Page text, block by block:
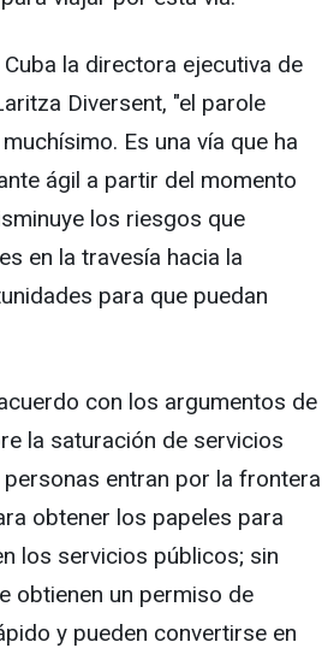
la directora ejecutiva de
Diversent, "el parole
Es una vía que ha
ágil a partir del momento
los riesgos que
en la travesía hacia la
para que puedan
con los argumentos de
la saturación de servicios
entran por la frontera
obtener los papeles para
los servicios públicos; sin
obtienen un permiso de
y pueden convertirse en